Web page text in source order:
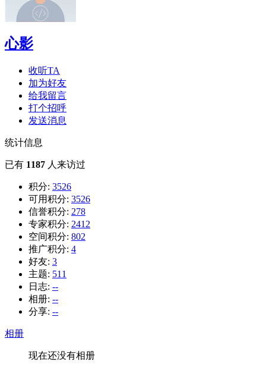
心影
收听TA
加为好友
给我留言
打个招呼
发送消息
统计信息
已有 1187 人来访过
积分: 3526
可用积分: 3526
信誉积分: 278
专家积分: 2412
空间积分: 802
推广积分: 4
好友: 3
主题: 511
日志: --
相册: --
分享: --
相册
现在还没有相册